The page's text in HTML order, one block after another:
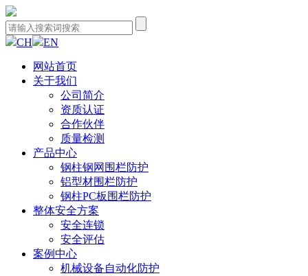
CH EN
网站首页
关于我们
公司简介
资质认证
合作伙伴
质量检测
产品中心
钢柱钢网围栏防护
铝型材围栏防护
钢柱PC板围栏防护
整体安全方案
安全连锁
安全评估
案例中心
机械设备自动化防护